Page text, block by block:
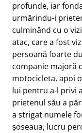
profunde, iar
urmărindu-i
culminând cu o
atac, care a fost
persoană foarte
companie majoră
motocicleta, apoi
lui pentru a-l privi
prietenul său a
a strigat numele
șoseaua, lucru